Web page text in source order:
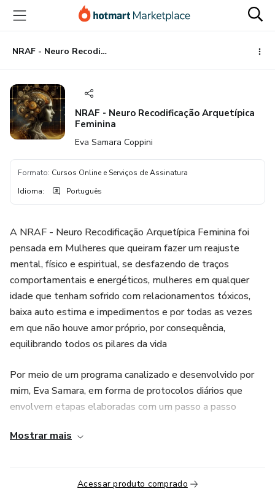
para
conteúdo
principal
para
pagamento
para
rodapé
NRAF - Neuro Recodificação Arquetípica Feminina
NRAF - Neuro Recodificação Arquetípica
Feminina
Eva Samara Coppini
Formato: Cursos Online e Serviços de Assinatura
Idioma: Português
A NRAF - Neuro Recodificação Arquetípica Feminina foi
pensada em Mulheres que queiram fazer um reajuste
mental, físico e espiritual, se desfazendo de traços
comportamentais e energéticos, mulheres em qualquer
idade que tenham sofrido com relacionamentos tóxicos,
baixa auto estima e impedimentos e por todas as vezes
em que não houve amor próprio, por consequência,
equilibrando todos os pilares da vida
Por meio de um programa canalizado e desenvolvido por
mim, Eva Samara, em forma de protocolos diários que
envolvem etapas elaboradas com um passo a passo
Feminino e que também abrangem corpo, mente, espírito e
nova versão no final dessa jornada de 43 dias.
Mostrar mais
Acessar produto comprado